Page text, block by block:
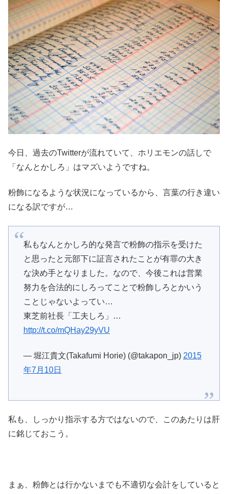
今日、過去のTwitterが流れていて、ホリエモンの話しで
「なんとかしろ」はマズいようですね。
粉飾になるような状況になっているから、言葉の行き違い
になる訳ですが…
私もなんとかしろ的な発言で粉飾の指示を受けた
と思ったと元部下に証言されたことが有罪の大き
な決め手となりました。なので、今後これは営業
努力を合法的にしろってことで粉飾しろとかいう
ことじゃないよってい…
東芝前社長「工夫しろ」…
http://t.co/mQHay29yVU
— 堀江貴文(Takafumi Horie) (@takapon_jp) 2015
年7月10日
私も、しっかり指示する方ではないので、このあたりは肝
に銘じておこう。
まぁ、粉飾とは行かないまでも不適切な会計をしていると